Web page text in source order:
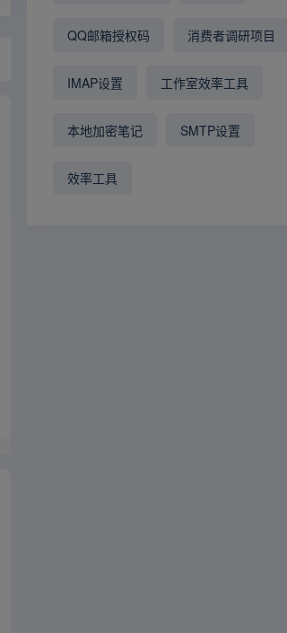
QQ邮箱授权码 消费者调研项目
IMAP设置 工作室效率工具
本地加密笔记 SMTP设置
效率工具